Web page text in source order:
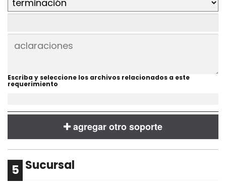
Escriba y seleccione los archivos relacionados a este
requerimiento
agregar otro soporte
5 Sucursal